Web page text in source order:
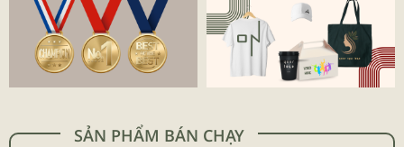
SẢN PHẨM BÁN CHẠY